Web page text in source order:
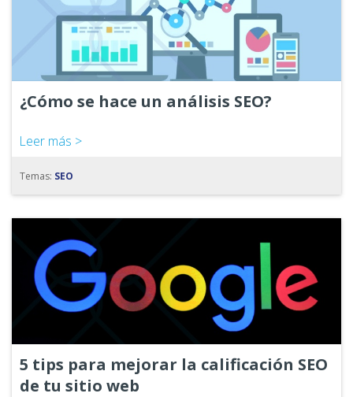
¿Cómo se hace un análisis SEO?
Leer más >
Temas: SEO
5 tips para mejorar la calificación SEO
de tu sitio web